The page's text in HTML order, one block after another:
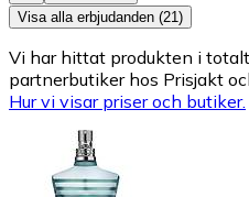
Visa alla erbjudanden (21)
Vi har hittat produkten i
partnerbutiker hos Prisjakt
Hur vi visar priser och butiker.